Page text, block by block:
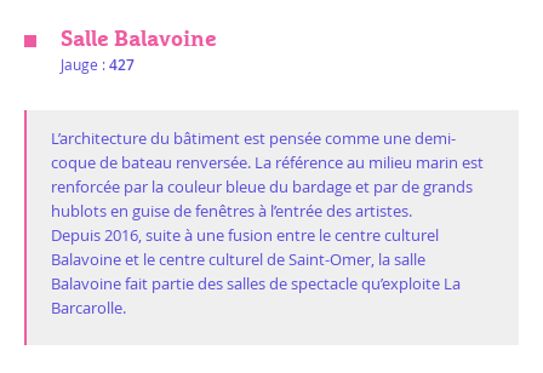
Salle Balavoine
Jauge :427
L’architecture du bâtiment est pensée comme une demi-
coque de bateau renversée. La référence au milieu marin est
renforcée par la couleur bleue du bardage et par de grands
hublots en guise de fenêtres à l’entrée des artistes.
Depuis 2016, suite à une fusion entre le centre culturel
Balavoine et le centre culturel de Saint-Omer, la salle
Balavoine fait partie des salles de spectacle qu’exploite La
Barcarolle.